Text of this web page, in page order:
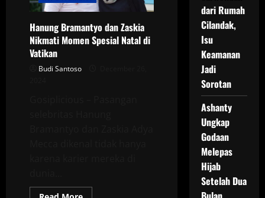
Narkoba
Hanung Bramantyo dan Zaskia
Nikmati Momen Spesial Natal di
Vatikan
Budi Santoso
dari Rumah
Cilandak,
Isu
Keamanan
Jadi
Sorotan
Ashanty
Ungkap
Godaan
Melepas
Hijab
Setelah Dua